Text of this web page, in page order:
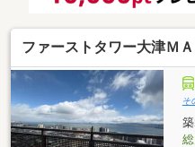
ファーストタワー大津Ｍ
そ